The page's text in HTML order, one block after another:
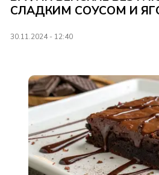
СЛАДКИМ СОУСОМ И
30.11.2024 - 12:40